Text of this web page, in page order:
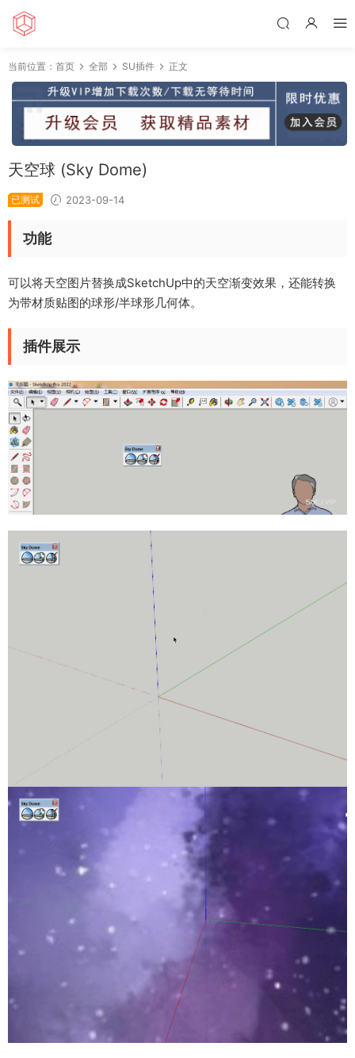
当前位置： 首页 全部 SU插件 正文
天空球 (Sky Dome)
已测试 2023-09-14
功能
可以将天空图片替换成SketchUp中的天空渐变效果，还能转换
为带材质贴图的球形/半球形几何体。
插件展示